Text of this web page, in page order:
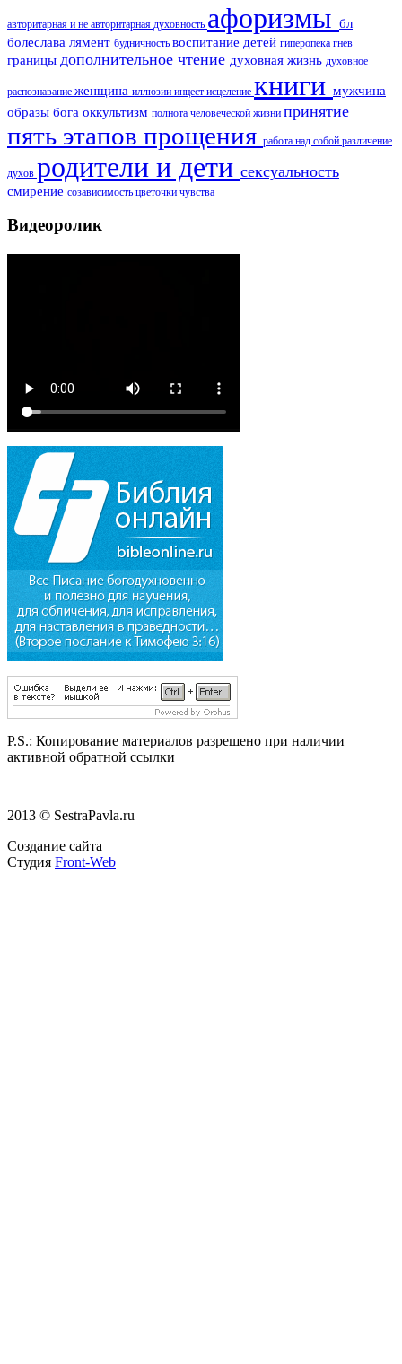
авторитарная и не авторитарная духовность афоризмы бл
болеслава лямент будничность воспитание детей гиперопека гнев
границы дополнительное чтение духовная жизнь духовное
распознавание женщина иллюзии инцест исцеление книги мужчина
образы бога оккультизм полнота человеческой жизни принятие
пять этапов прощения работа над собой различение
духов родители и дети сексуальность
смирение созависимость цветочки чувства
Видеоролик
P.S.: Копирование материалов разрешено при наличии
активной обратной ссылки
2013 © SestraPavla.ru
Создание сайта
Студия Front-Web